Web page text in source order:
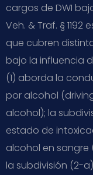
cargos de DWI
Veh. & Traf. §
que cubren
bajo la influencia
(1) aborda la
por alcohol
alcohol); la
estado de
alcohol en sangre
la subdivisión (2-